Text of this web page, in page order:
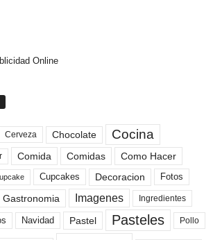
Online
Cerveza Chocolate Cocina
Comida Comidas Como Hacer
Cupcakes Decoracion Fotos
Gastronomia Imagenes Ingredientes
Navidad Pastel Pasteles Pollo